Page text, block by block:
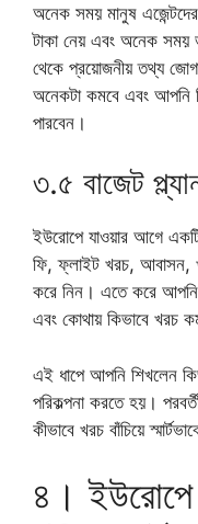
অনেক সময় মানুষ
টাকা নেয় এবং অনেক সময়
থেকে প্রয়োজনীয় তথ্য
অনেকটা কমবে এবং আপনি
পারবেন।
৩.৫ বাজেট
ইউরোপে যাওয়ার আগে
ফি, ফ্লাইট খরচ, আবাসন,
করে নিন। এতে করে
এবং কোথায় কিভাবে খরচ
এই ধাপে আপনি শিখলেন
পরিকল্পনা করতে হয়।
কীভাবে খরচ বাঁচিয়ে
৪। ইউরোপে